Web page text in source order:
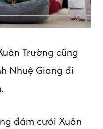
Trường cũng
Nhuệ Giang đi
đám cưới Xuân